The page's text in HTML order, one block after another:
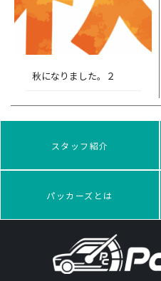
秋になりました。２
スタッフ紹介
パッカーズとは